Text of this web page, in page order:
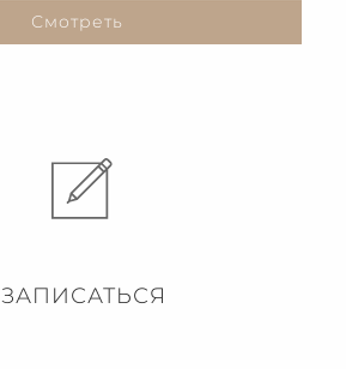
Смотреть
ЗАПИСАТЬСЯ